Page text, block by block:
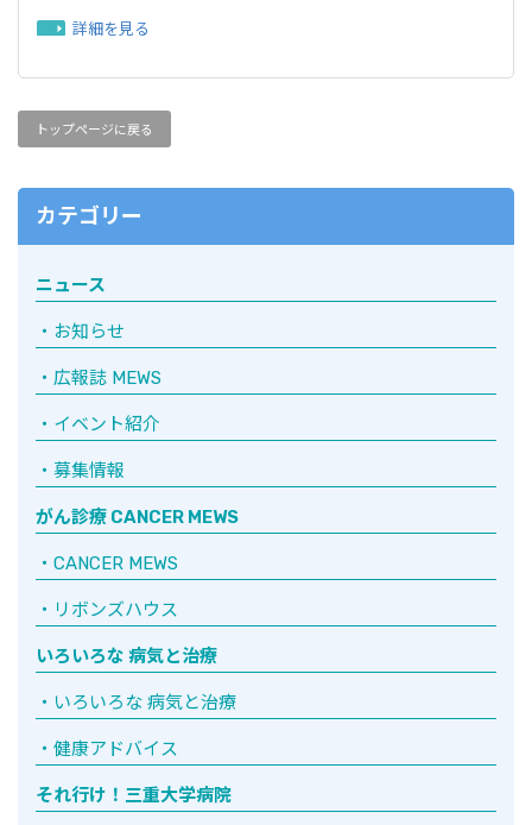
詳細を見る
トップページに戻る
カテゴリー
ニュース
お知らせ
広報誌 MEWS
イベント紹介
募集情報
がん診療 CANCER MEWS
CANCER MEWS
リボンズハウス
いろいろな 病気と治療
いろいろな 病気と治療
健康アドバイス
それ行け！三重大学病院